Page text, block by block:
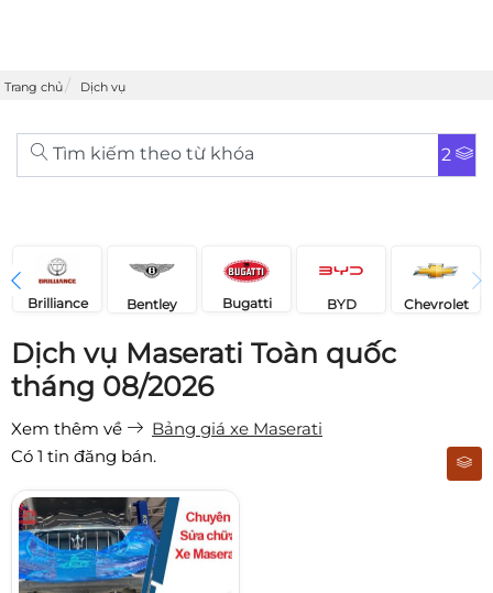
Trang chủ Dịch vụ
Tìm kiếm theo từ khóa 2
Brilliance Bentley Bugatti BYD Chevrolet
Dịch vụ Maserati Toàn quốc
tháng 08/2026
Xem thêm về
Bảng giá xe Maserati
Có 1 tin đăng bán.